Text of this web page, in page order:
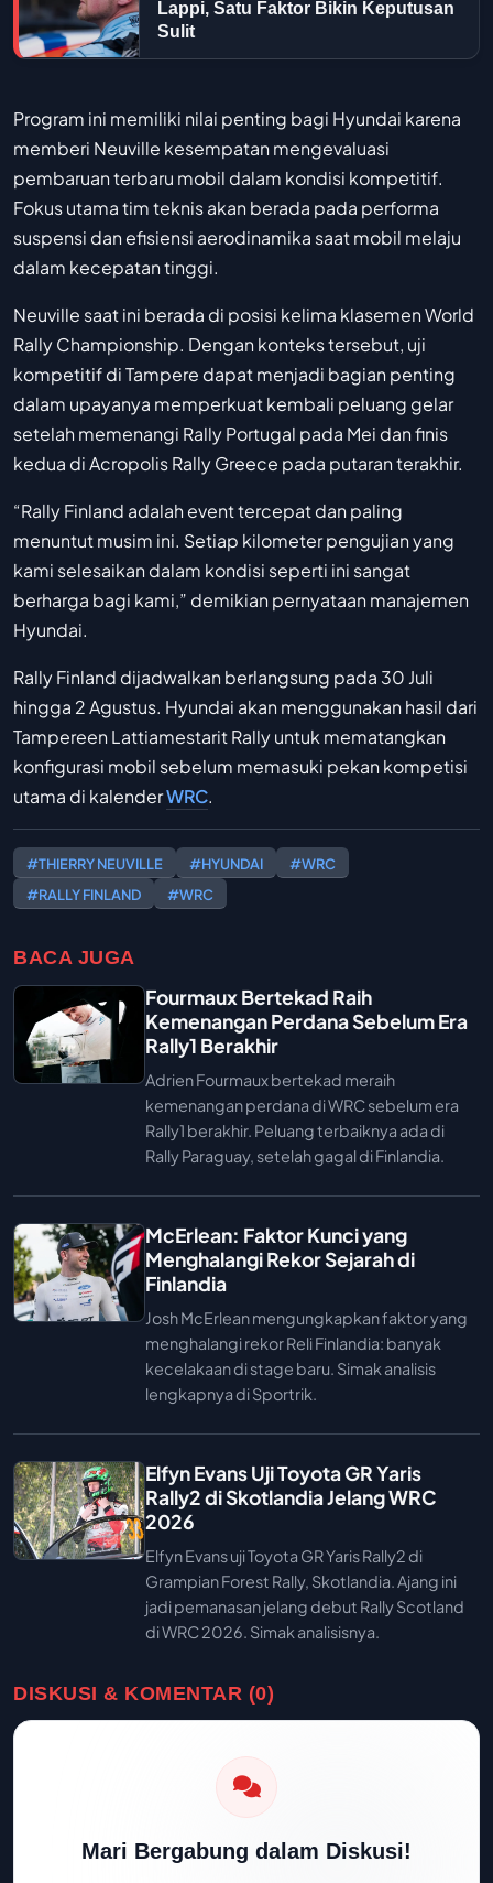
Lappi, Satu Faktor Bikin Keputusan
Sulit
Program ini memiliki nilai penting bagi Hyundai karena
memberi Neuville kesempatan mengevaluasi
pembaruan terbaru mobil dalam kondisi kompetitif.
Fokus utama tim teknis akan berada pada performa
suspensi dan efisiensi aerodinamika saat mobil melaju
dalam kecepatan tinggi.
Neuville saat ini berada di posisi kelima klasemen World
Rally Championship. Dengan konteks tersebut, uji
kompetitif di Tampere dapat menjadi bagian penting
dalam upayanya memperkuat kembali peluang gelar
setelah memenangi Rally Portugal pada Mei dan finis
kedua di Acropolis Rally Greece pada putaran terakhir.
“Rally Finland adalah event tercepat dan paling
menuntut musim ini. Setiap kilometer pengujian yang
kami selesaikan dalam kondisi seperti ini sangat
berharga bagi kami,” demikian pernyataan manajemen
Hyundai.
Rally Finland dijadwalkan berlangsung pada 30 Juli
hingga 2 Agustus. Hyundai akan menggunakan hasil dari
Tampereen Lattiamestarit Rally untuk mematangkan
konfigurasi mobil sebelum memasuki pekan kompetisi
utama di kalenderWRC.
#THIERRY NEUVILLE #HYUNDAI
#WRC
#RALLY FINLAND
#WRC
BACA JUGA
Fourmaux Bertekad Raih
Kemenangan Perdana Sebelum Era
Rally1 Berakhir
Adrien Fourmaux bertekad meraih
kemenangan perdana di WRC sebelum era
Rally1 berakhir. Peluang terbaiknya ada di
Rally Paraguay, setelah gagal di Finlandia.
McErlean: Faktor Kunci yang
Menghalangi Rekor Sejarah di
Finlandia
Josh McErlean mengungkapkan faktor yang
menghalangi rekor Reli Finlandia: banyak
kecelakaan di stage baru. Simak analisis
lengkapnya di Sportrik.
Elfyn Evans Uji Toyota GR Yaris
Rally2 di Skotlandia Jelang WRC
2026
Elfyn Evans uji Toyota GR Yaris Rally2 di
Grampian Forest Rally, Skotlandia. Ajang ini
jadi pemanasan jelang debut Rally Scotland
di WRC 2026. Simak analisisnya.
DISKUSI & KOMENTAR (0)
Mari Bergabung dalam Diskusi!